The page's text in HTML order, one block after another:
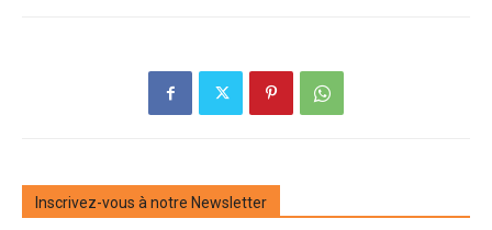
Inscrivez-vous à notre Newsletter